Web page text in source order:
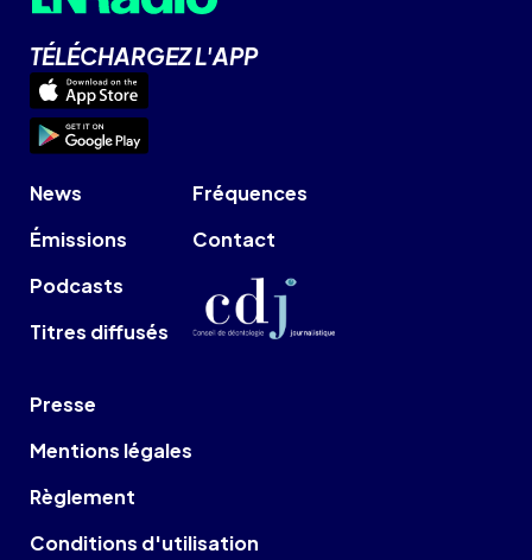
TÉLÉCHARGEZ L'APP
News
Émissions
Podcasts
Titres diffusés
Fréquences
Contact
Presse
Mentions légales
Règlement
Conditions d'utilisation